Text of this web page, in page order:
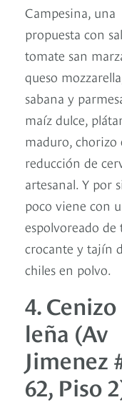
Campesina, una
propuesta con
tomate san
queso mozzarella,
sabana y
maíz dulce,
maduro, chorizo
reducción de
artesanal. Y por
poco viene con
espolvoreado de
crocante y tajín
chiles en polvo.
4.
leña (Av
Jimenez
62, Piso